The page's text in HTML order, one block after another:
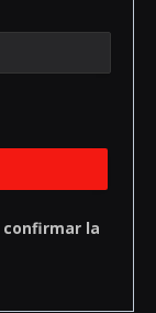
confirmar la